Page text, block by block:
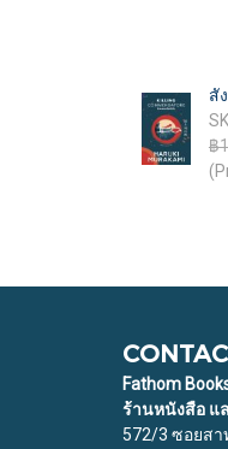
สั
฿
Fathom
ร้านหนังสือ แ
572/3 ซอยส